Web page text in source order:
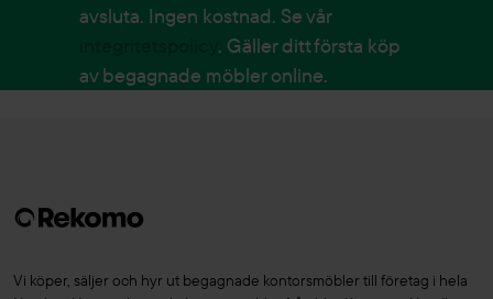
avsluta. Ingen kostnad. Se vår
. Gäller ditt första köp
av begagnade möbler online.
Vi köper, säljer och hyr ut begagnade kontorsmöbler till företag i hela